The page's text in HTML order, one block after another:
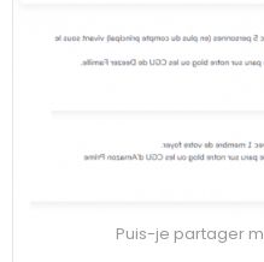
Puis-je partager